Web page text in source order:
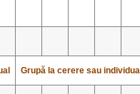
Grupă la cerere sau individual